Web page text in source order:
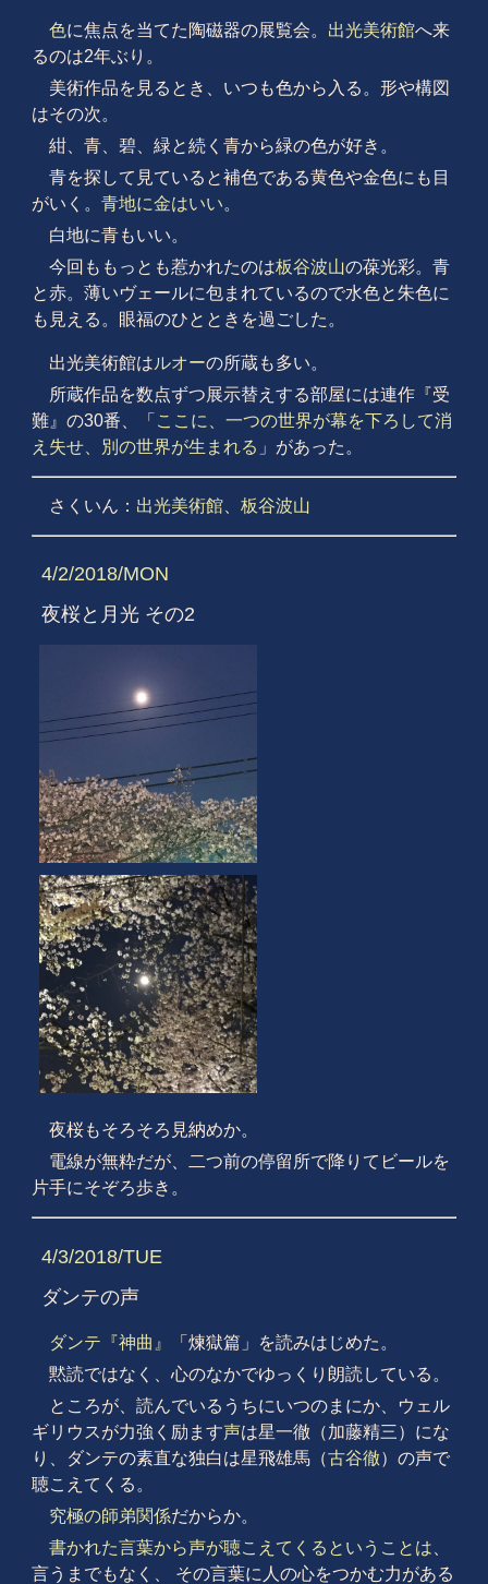
色に焦点を当てた陶磁器の展覧会。 出光美術館へ来
るのは2年ぶり。
美術作品を見るとき、いつも色から入る。形や構図
はその次。
紺、青、碧、緑と続く青から緑の色が好き。
青を探して見ていると補色である黄色や金色にも目
がいく。 青地に金はいい。
白地に青もいい。
今回ももっとも惹かれたのは板谷波山の葆光彩。青
と赤。薄いヴェールに包まれているので水色と朱色に
も見える。眼福のひとときを過ごした。
出光美術館はルオーの所蔵も多い。
所蔵作品を数点ずつ展示替えする部屋には連作『受
難』の30番、「 ここに、一つの世界が幕を下ろして消
え失せ、別の世界が生まれる 」があった。
さくいん： 出光美術館、 板谷波山
4/2/2018/MON
夜桜と月光 その2
夜桜もそろそろ見納めか。
電線が無粋だが、二つ前の停留所で降りてビールを
片手にそぞろ歩き。
4/3/2018/TUE
ダンテの声
ダンテ『神曲』
「煉獄篇」を読みはじめた。
黙読ではなく、心のなかでゆっくり朗読している。
ところが、読んでいるうちにいつのまにか、ウェル
ギリウスが力強く励ます声は星一徹（加藤精三）にな
り、ダンテの素直な独白は星飛雄馬（古谷徹）の声で
聴こえてくる。
究極の師弟関係だからか。
書かれた言葉から声が聴こえてくるということは
言うまでもなく、 その言葉に人の心をつかむ力がある